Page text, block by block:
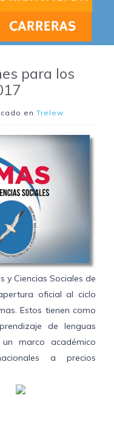
para los
en Trelew
y Ciencias Sociales de
oficial al ciclo
Estos tienen como
de lenguas
marco académico
a precios